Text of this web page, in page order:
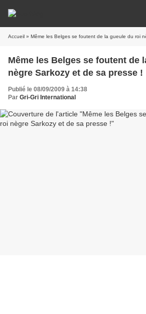
Accueil » Même les Belges se foutent de la gueule du roi
Même les Belges se foutent de
nègre Sarkozy et de sa presse !
Publié le 08/09/2009 à 14:38
Par Gri-Gri International